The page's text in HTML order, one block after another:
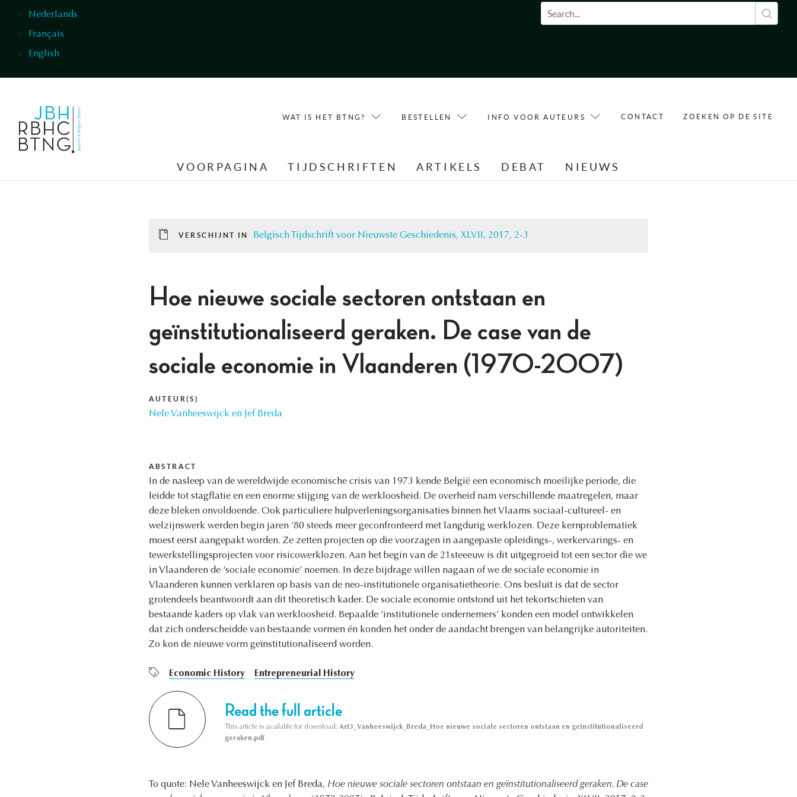
Nederlands
Français
English
Zoekveld
WAT IS HET BTNG? BESTELLEN INFO VOOR AUTEURS CONTACT ZOEKEN OP DE SITE
VOORPAGINA TIJDSCHRIFTEN ARTIKELS DEBAT NIEUWS
VERSCHIJNT IN Belgisch Tijdschrift voor Nieuwste Geschiedenis, XLVII, 2017, 2-3
Hoe nieuwe sociale sectoren ontstaan en
geïnstitutionaliseerd geraken. De case van de
sociale economie in Vlaanderen (1970-2007)
AUTEUR(S)
Nele Vanheeswijck en Jef Breda
ABSTRACT
In de nasleep van de wereldwijde economische crisis van 1973 kende België een economisch moeilijke periode, die
leidde tot stagflatie en een enorme stijging van de werkloosheid. De overheid nam verschillende maatregelen, maar
deze bleken onvoldoende. Ook particuliere hulpverleningsorganisaties binnen het Vlaams sociaal-cultureel- en
welzijnswerk werden begin jaren ’80 steeds meer geconfronteerd met langdurig werklozen. Deze kernproblematiek
moest eerst aangepakt worden. Ze zetten projecten op die voorzagen in aangepaste opleidings-, werkervarings- en
tewerkstellingsprojecten voor risicowerklozen. Aan het begin van de 21steeeuw is dit uitgegroeid tot een sector die we
in Vlaanderen de ‘sociale economie’ noemen. In deze bijdrage willen nagaan of we de sociale economie in
Vlaanderen kunnen verklaren op basis van de neo-institutionele organisatietheorie. Ons besluit is dat de sector
grotendeels beantwoordt aan dit theoretisch kader. De sociale economie ontstond uit het tekortschieten van
bestaande kaders op vlak van werkloosheid. Bepaalde ‘institutionele ondernemers’ konden een model ontwikkelen
dat zich onderscheidde van bestaande vormen én konden het onder de aandacht brengen van belangrijke autoriteiten.
Zo kon de nieuwe vorm geïnstitutionaliseerd worden.
Economic History Entrepreneurial History
Read the full article
This article is available for download: Art3_Vanheeswijck_Breda_Hoe nieuwe sociale sectoren ontstaan en geïnstitutionaliseerd
geraken.pdf
To quote: Nele Vanheeswijck en Jef Breda, Hoe nieuwe sociale sectoren ontstaan en geïnstitutionaliseerd geraken. De case